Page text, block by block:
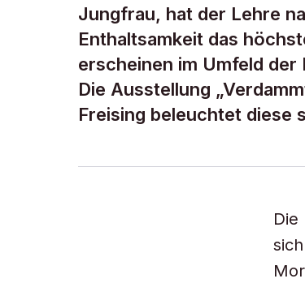
Jungfrau, hat der Lehre
Enthaltsamkeit das
erscheinen im Umfeld der
Die Ausstellung
Freising beleuchtet diese
Die